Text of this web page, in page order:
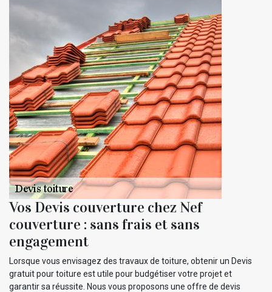
Vos Devis couverture chez Nef
couverture : sans frais et sans
engagement
Lorsque vous envisagez des travaux de toiture, obtenir un Devis
gratuit pour toiture est utile pour budgétiser votre projet et
garantir sa réussite. Nous vous proposons une offre de devis